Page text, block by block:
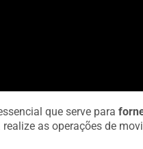
que serve para
as operações de